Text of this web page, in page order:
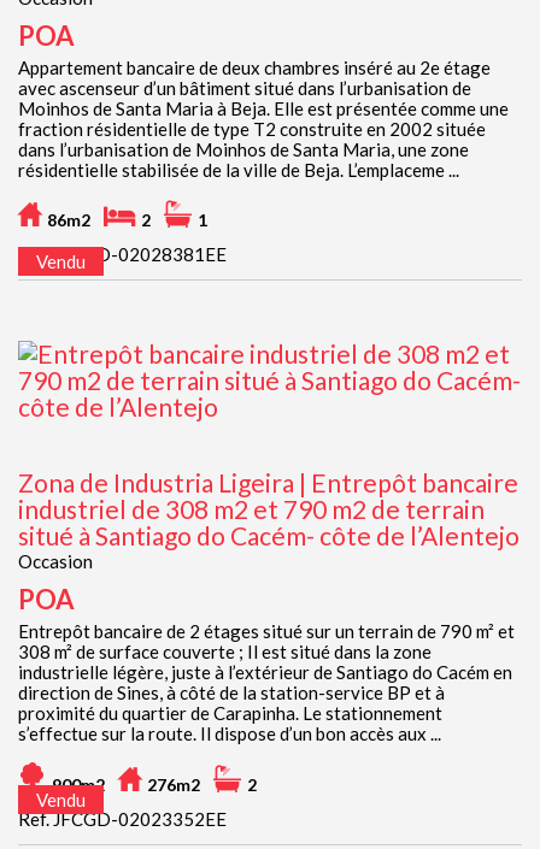
POA
Appartement bancaire de deux chambres inséré au 2e étage
avec ascenseur d’un bâtiment situé dans l’urbanisation de
Moinhos de Santa Maria à Beja. Elle est présentée comme une
fraction résidentielle de type T2 construite en 2002 située
dans l’urbanisation de Moinhos de Santa Maria, une zone
résidentielle stabilisée de la ville de Beja. L’emplaceme ...
86m2 2 1
Ref. JFCGD-02028381EE
Vendu
Zona de Industria Ligeira | Entrepôt bancaire
industriel de 308 m2 et 790 m2 de terrain
situé à Santiago do Cacém- côte de l’Alentejo
Occasion
POA
Entrepôt bancaire de 2 étages situé sur un terrain de 790 m² et
308 m² de surface couverte ; Il est situé dans la zone
industrielle légère, juste à l’extérieur de Santiago do Cacém en
direction de Sines, à côté de la station-service BP et à
proximité du quartier de Carapinha. Le stationnement
s’effectue sur la route. Il dispose d’un bon accès aux ...
900m2 276m2 2
Ref. JFCGD-02023352EE
Vendu